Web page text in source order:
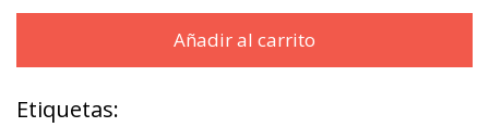
Añadir al carrito
Etiquetas: